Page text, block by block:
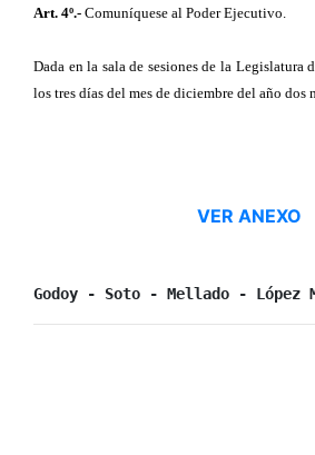
Art. 4º.- Comuníquese al Poder Ejecutivo.
Dada en la sala de sesiones de la Legislatura
los tres días del mes de diciembre del año dos
VER ANEXO
Godoy - Soto - Mellado - López